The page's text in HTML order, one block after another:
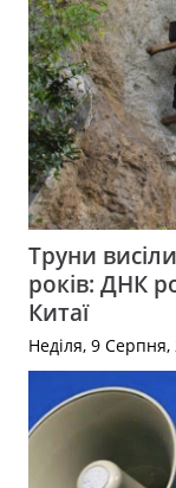
Труни
років: ДНК
Китаї
Неділя, 9 Серпня,